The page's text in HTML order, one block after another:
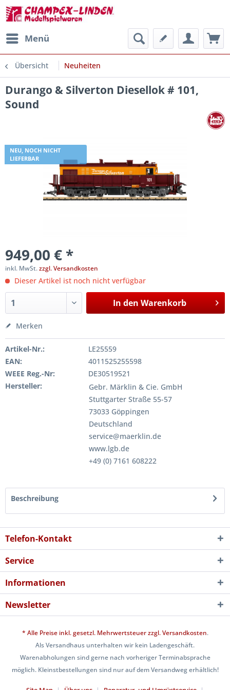
Menü
Übersicht Neuheiten
Durango & Silverton Diesellok # 101,
Sound
NEU, NOCH NICHT
LIEFERBAR
949,00 € *
inkl. MwSt.zzgl. Versandkosten
Dieser Artikel ist noch nicht verfügbar
In den Warenkorb
Merken
Artikel-Nr.:
LE25559
EAN:
4011525255598
WEEE Reg.-Nr:
DE30519521
Hersteller:
Gebr. Märklin & Cie. GmbH
Stuttgarter Straße 55-57
73033 Göppingen
Deutschland
service@maerklin.de
www.lgb.de
+49 (0) 7161 608222
Beschreibung
Telefon-Kontakt
Service
Informationen
Newsletter
* Alle Preise inkl. gesetzl. Mehrwertsteuer zzgl.Versandkosten.
Als Versandhaus unterhalten wir kein Ladengeschäft.
Warenabholungen sind gerne nach vorheriger Terminabsprache
möglich. Kleinstbestellungen sind nur auf dem Versandweg erhältlich!